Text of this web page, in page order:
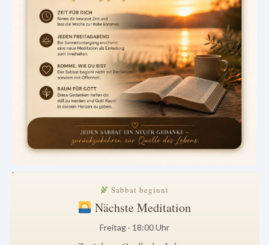
.
Sabbat beginnt
Nächste Meditation
Freitag · 18:00 Uhr